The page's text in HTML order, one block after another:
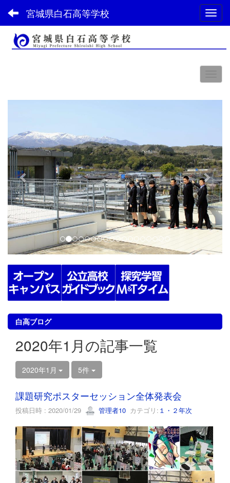
宮城県白石高等学校
e
v
i
o
u
s
t
白高ブログ
2020年1月の記事一覧
2020年1月 5件
課題研究ポスターセッション全体発表会
投稿日時 : 2020/01/29 管理者10 カテゴリ: １・２年次